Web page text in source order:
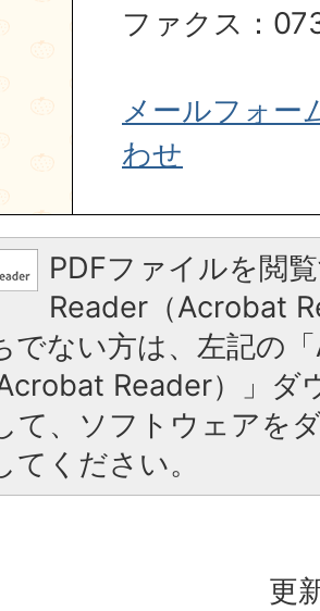
ファクス：
メールフォー
わせ
PDFファイルを閲
Reader（Acrobat
でない方は、左記の
Reader）」ダ
て、ソフトウェアを
てください。
更